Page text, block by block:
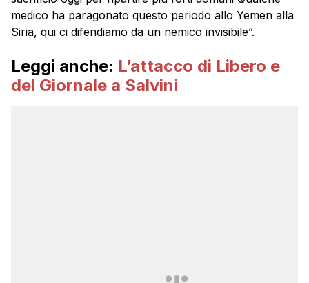
medico ha paragonato questo periodo allo Yemen alla
Siria, qui ci difendiamo da un nemico invisibile”.
Leggi anche: L’attacco di Libero e
del Giornale a Salvini